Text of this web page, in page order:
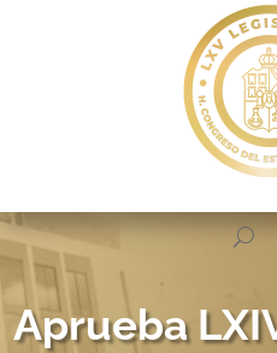
Aprueba